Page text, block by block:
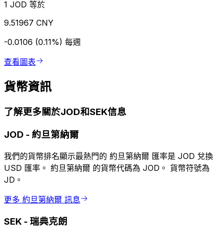
1 JOD 等於
9.51967 CNY
-0.0106 (0.11%) 每週
查看圖表
貨幣資訊
了解更多關於JOD和SEK信息
JOD - 約旦第納爾
我們的貨幣排名顯示最熱門的 約旦第納爾 匯率是 JOD 兌換
USD 匯率。 約旦第納爾 的貨幣代碼為 JOD。 貨幣符號為
JD。
更多 約旦第納爾 訊息
SEK - 瑞典克朗